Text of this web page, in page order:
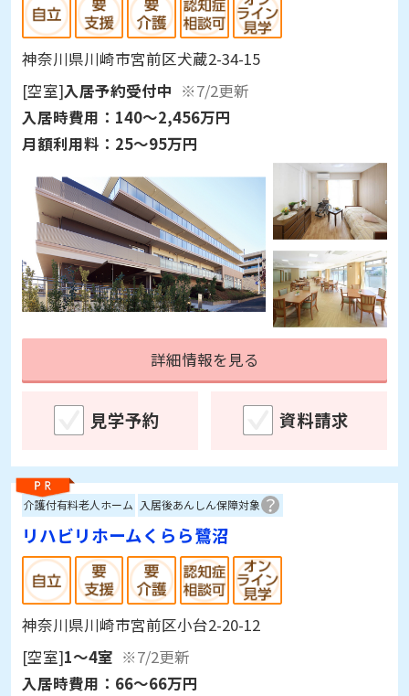
神奈川県川崎市宮前区犬蔵2-34-15
[空室]入居予約受付中 ※7/2更新
入居時費用： 140～2,456万円
月額利用料： 25～95万円
詳細情報を見る
見学予約 資料請求
介護付有料老人ホーム 入居後あんしん保障対象
リハビリホームくらら鷺沼
神奈川県川崎市宮前区小台2-20-12
[空室]1～4室 ※7/2更新
入居時費用： 66～66万円